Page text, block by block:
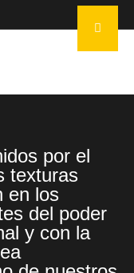
por el
texturas
en los
del poder
y con la